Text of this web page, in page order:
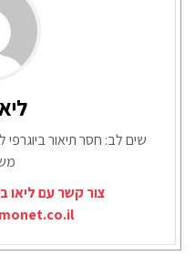
שים לב: חסר תיאור
צור קשר עם ליאו